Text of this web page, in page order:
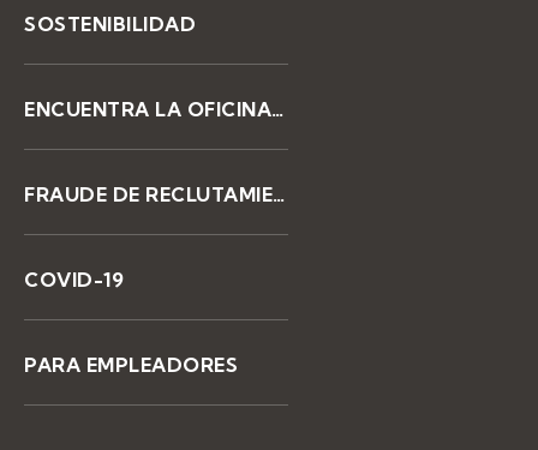
SOSTENIBILIDAD
ENCUENTRA LA OFICINA DE KELLY
FRAUDE DE RECLUTAMIENTO
COVID-19
PARA EMPLEADORES